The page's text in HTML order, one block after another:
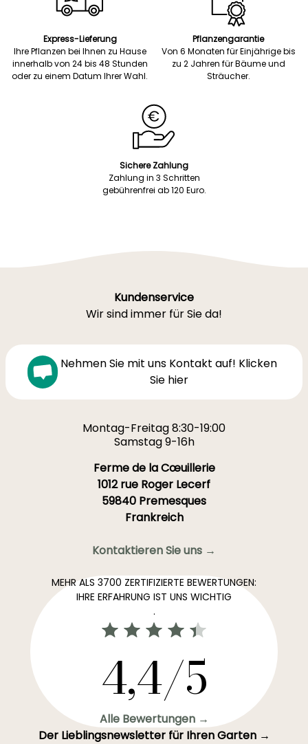
Express-Lieferung
Ihre Pflanzen bei Ihnen zu Hause
innerhalb von 24 bis 48 Stunden
oder zu einem Datum Ihrer Wahl.
Pflanzengarantie
Von 6 Monaten für Einjährige bis
zu 2 Jahren für Bäume und
Sträucher.
Sichere Zahlung
Zahlung in 3 Schritten
gebührenfrei ab 120 Euro.
Kundenservice
Wir sind immer für Sie da!
Nehmen Sie mit uns Kontakt auf! Klicken
Sie hier
Montag-Freitag 8:30-19:00
Samstag 9-16h
Ferme de la Cœuillerie
1012 rue Roger Lecerf
59840 Premesques
Frankreich
Kontaktieren Sie uns →
MEHR ALS 3700 ZERTIFIZIERTE BEWERTUNGEN:
IHRE ERFAHRUNG IST UNS WICHTIG
.
4,4/5
Alle Bewertungen →
Der Lieblingsnewsletter für Ihren Garten →